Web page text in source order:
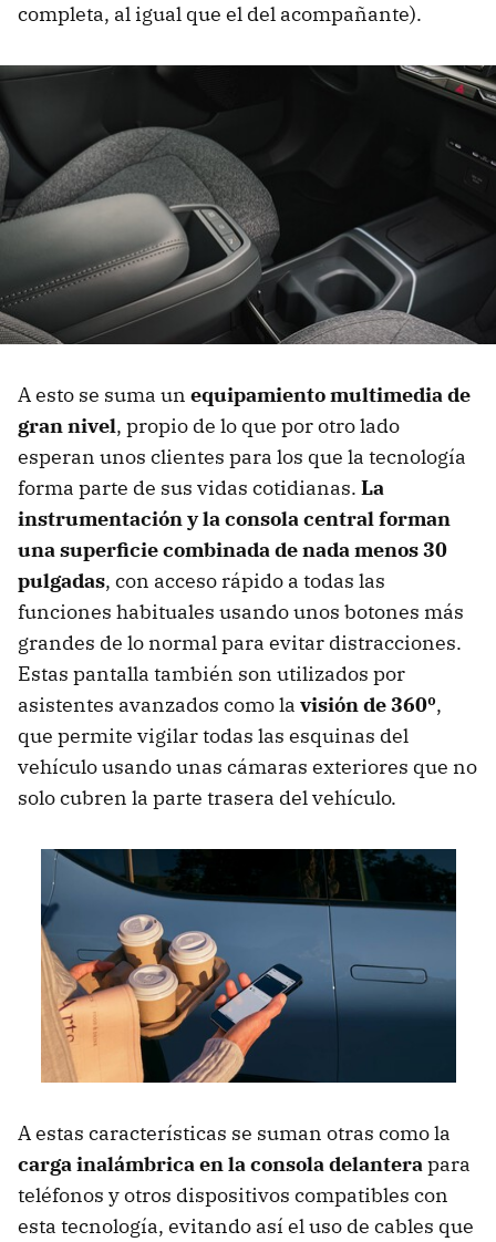
completa, al igual que el del acompañante).
A esto se suma un equipamiento multimedia de
gran nivel, propio de lo que por otro lado
esperan unos clientes para los que la tecnología
forma parte de sus vidas cotidianas. La
instrumentación y la consola central forman
una superficie combinada de nada menos 30
pulgadas, con acceso rápido a todas las
funciones habituales usando unos botones más
grandes de lo normal para evitar distracciones.
Estas pantalla también son utilizados por
asistentes avanzados como la visión de 360º,
que permite vigilar todas las esquinas del
vehículo usando unas cámaras exteriores que no
solo cubren la parte trasera del vehículo.
A estas características se suman otras como la
carga inalámbrica en la consola delanterapara
teléfonos y otros dispositivos compatibles con
esta tecnología, evitando así el uso de cables que